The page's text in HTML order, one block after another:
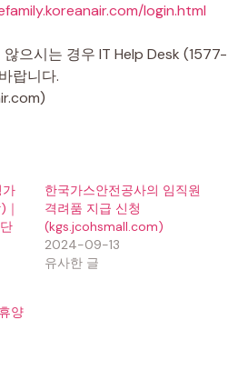
login.html
으시는 경우 IT Help Desk (1577-
랍니다.
가
한국가스안전공사의 임직원
격려품 지급 신청
(kgs.jcohsmall.com)
2024-09-13
유사한 글
양